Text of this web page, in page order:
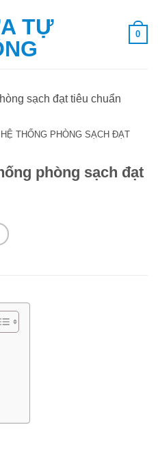
0
THỐNG PHÒNG SẠCH ĐẠT
phòng sạch đạt